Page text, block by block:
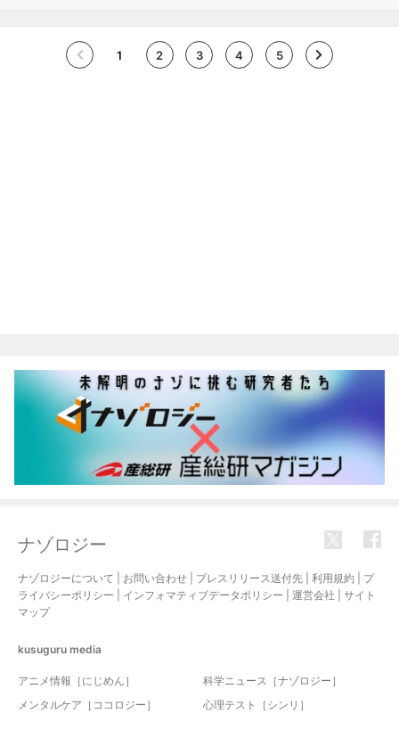
1 2 3 4 5
ナゾロジー
ナゾロジーについて お問い合わせ プレスリリース送付先 利用規約
プ
ライバシーポリシー
インフォマティブデータポリシー 運営会社
サイト
マップ
kusuguru media
アニメ情報［にじめん］
科学ニュース［ナゾロジー］
メンタルケア［ココロジー］
心理テスト［シンリ］